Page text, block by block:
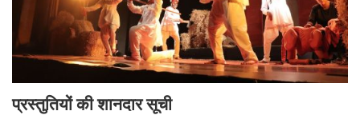
प्रस्तुतियों की शानदार सूची